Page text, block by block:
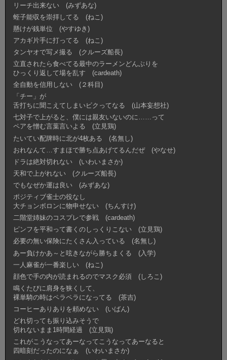
リーチ出来ない (みずあな)
蛭子能収を崇拝してる (ねこ)
懸けが銭単位 (やすゆき)
アカギ片手に打ってる (ねこ)
タンヤオで写メ撮る (クルーズ船長)
立直されたら食べてる最中のラーメンどんぶりを
ひっくり返して場を乱す (cardeath)
全自動を信用しない (２科目)
「チー」が
舌打ちに聞こえてしまいビクってなる (山本妄想社)
七対子で上がると、僕には親友いないのに……って
ペアを憎む言葉言いよる (立見鶏)
たいてい配牌時に北が4枚ある (名無し)
おれなんて…すまほで勝ち点あげてるんだぜ (やなせ)
ドラは絶対切れない (いわいまさか)
天和で上がれない (クルーズ船長)
でもなぜか運は良い (みずあな)
ポジティブ雀士の役なし
大チョンボロンに物申せない (ちんすけ)
二階堂姉妹のコスプレで参戦 (cardeath)
ピンフを平和って書くのしっくりこない (立見鶏)
必要の無い保険にたくさん入っている (名無し)
あー負けかあ～と呟きながら勝ちまくる (入学)
一人麻雀が一番楽しい (ねこ)
顔色で手の内が読まれるのでマスク必須 (しろこ)
鳴くたびに肩身を狭くして、
裸単騎の時はペラペラになってる (茶吉)
コーヒーありありを頼めない (いばん)
どれ切っても振り込みそうで
切れないまま1時間経過 (立見鶏)
これがこうなってあーなってこうなってあーなると
四暗刻だったのになぁ (いわいまさか)